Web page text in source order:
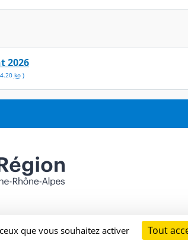
2026
ko)
que vous souhaitez activer Tout